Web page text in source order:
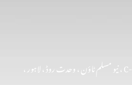
احرار مرکزی سیکرٹریٹ . 69 -C ، نیو مسلم ٹاؤن ، وحدت روڈ ، لاہور ،